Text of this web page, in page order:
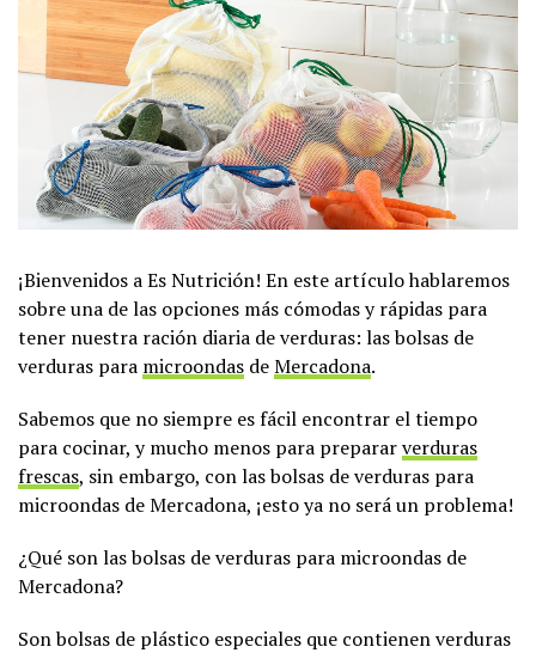
¡Bienvenidos a Es Nutrición! En este artículo hablaremos
sobre una de las opciones más cómodas y rápidas para
tener nuestra ración diaria de verduras: las bolsas de
verduras para microondas deMercadona.
Sabemos que no siempre es fácil encontrar el tiempo
para cocinar, y mucho menos para prepararverduras
frescas, sin embargo, con las bolsas de verduras para
microondas de Mercadona, ¡esto ya no será un problema!
¿Qué son las bolsas de verduras para microondas de
Mercadona?
Son bolsas de plástico especiales que contienen verduras